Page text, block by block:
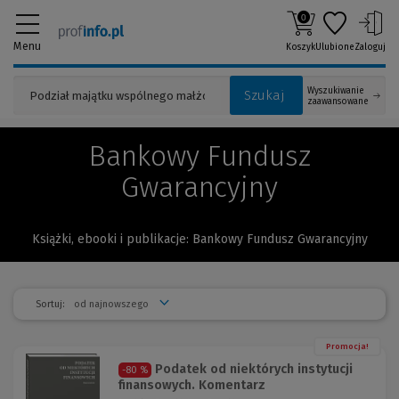
Menu
Szukaj
Wyszukiwanie
zaawansowane
0
KoszykUlubioneZaloguj
Bankowy Fundusz
Gwarancyjny
Książki, ebooki i publikacje: Bankowy Fundusz Gwarancyjny
Sortuj:
Promocja!
-80 %
Podatek od niektórych instytucji
finansowych. Komentarz